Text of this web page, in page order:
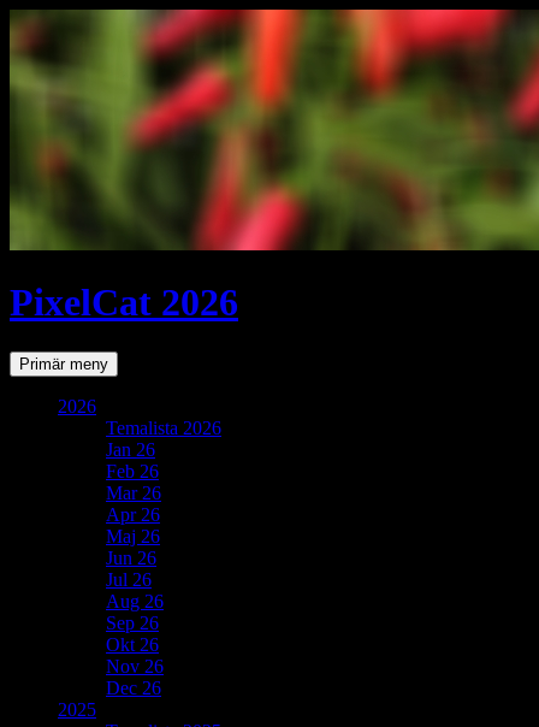
PixelCat 2026
SökPrimär meny Gå
till
2026
Temalista 2026
Jan 26
Feb 26
Mar 26
Apr 26
Maj 26
Jun 26
Jul 26
Aug 26
Sep 26
Okt 26
Nov 26
Dec 26
2025